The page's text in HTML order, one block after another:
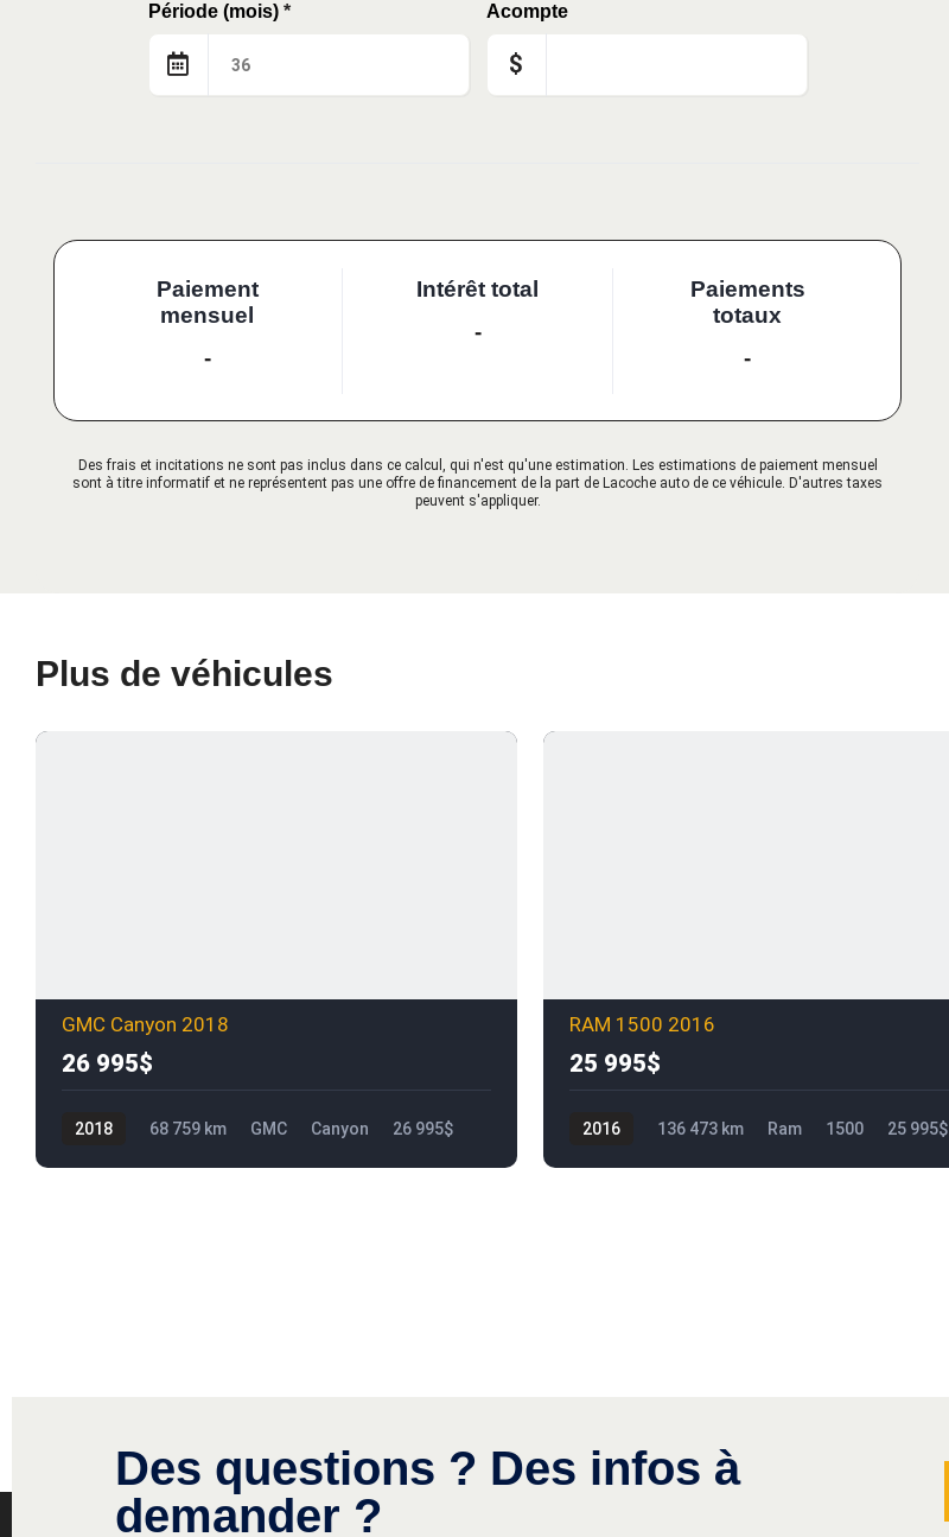
Période (mois) * Acompte
$
Paiement
mensuel
-
Intérêt total
-
Paiements
totaux
-
Des frais et incitations ne sont pas inclus dans ce calcul, qui n'est qu'une estimation. Les estimations de paiement mensuel
sont à titre informatif et ne représentent pas une offre de financement de la part de Lacoche auto de ce véhicule. D'autres taxes
peuvent s'appliquer.
Plus de véhicules
GMC Canyon 2018
26 995$
2018 68 759 km GMC Canyon 26 995$
RAM 1500 2016
25 995$
2016 136 473 km Ram 1500 25 995$
Des questions ? Des infos à
demander ?